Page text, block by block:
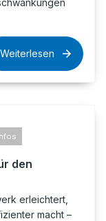
Weiterlesen
den
erleichtert,
macht –